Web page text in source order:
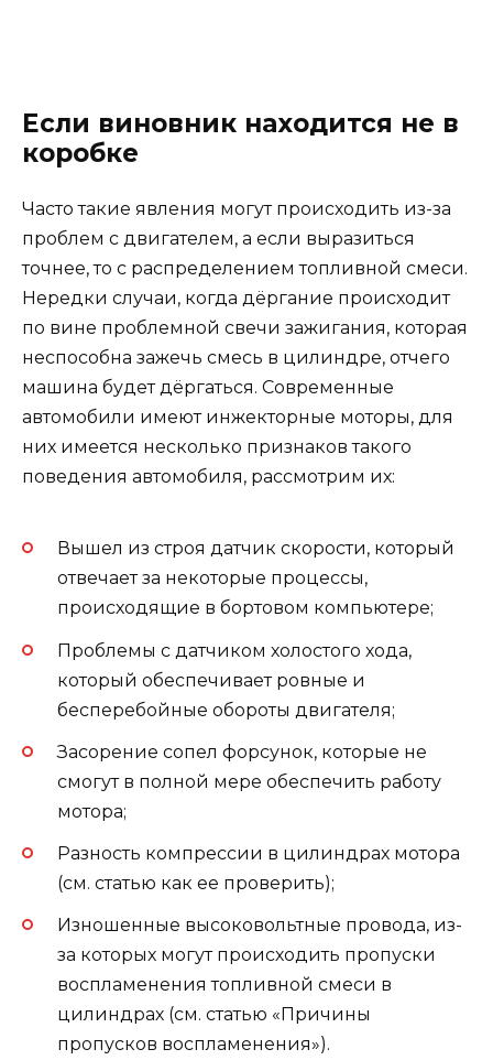
Если виновник находится не в
коробке
Часто такие явления могут происходить из-за
проблем с двигателем, а если выразиться
точнее, то с распределением топливной смеси.
Нередки случаи, когда дёргание происходит
по вине проблемной свечи зажигания, которая
неспособна зажечь смесь в цилиндре, отчего
машина будет дёргаться. Современные
автомобили имеют инжекторные моторы, для
них имеется несколько признаков такого
поведения автомобиля, рассмотрим их:
Вышел из строя датчик скорости, который
отвечает за некоторые процессы,
происходящие в бортовом компьютере;
Проблемы с датчиком холостого хода,
который обеспечивает ровные и
бесперебойные обороты двигателя;
Засорение сопел форсунок, которые не
смогут в полной мере обеспечить работу
мотора;
Разность компрессии в цилиндрах мотора
(см. статью как ее проверить);
Изношенные высоковольтные провода, из-
за которых могут происходить пропуски
воспламенения топливной смеси в
цилиндрах (см. статью «Причины
пропусков воспламенения»).